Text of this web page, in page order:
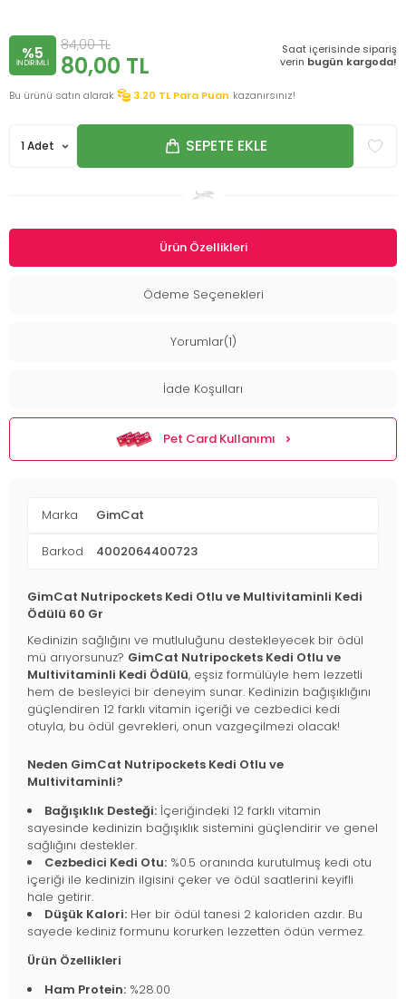
%5
INDIRIMLI
84,00TL
80,00 TL
Saat içerisinde sipariş
verin bugün kargoda!
Bu ürünü satın alarak 3.20 TL Para Puan kazanırsınız!
SEPETE EKLE
Ürün Özellikleri
Ödeme Seçenekleri
Yorumlar(1)
İade Koşulları
Pet Card Kullanımı
Marka GimCat
Barkod 4002064400723
GimCat Nutripockets Kedi Otlu ve Multivitaminli Kedi
Ödülü 60 Gr
Kedinizin sağlığını ve mutluluğunu destekleyecek bir ödül
mü arıyorsunuz? GimCat Nutripockets Kedi Otlu ve
Multivitaminli Kedi Ödülü, eşsiz formülüyle hem lezzetli
hem de besleyici bir deneyim sunar. Kedinizin bağışıklığını
güçlendiren 12 farklı vitamin içeriği ve cezbedici kedi
otuyla, bu ödül gevrekleri, onun vazgeçilmezi olacak!
Neden GimCat Nutripockets Kedi Otlu ve
Multivitaminli?
Bağışıklık Desteği: İçeriğindeki 12 farklı vitamin
sayesinde kedinizin bağışıklık sistemini güçlendirir ve genel
sağlığını destekler.
Cezbedici Kedi Otu: %0.5 oranında kurutulmuş kedi otu
içeriği ile kedinizin ilgisini çeker ve ödül saatlerini keyifli
hale getirir.
Düşük Kalori: Her bir ödül tanesi 2 kaloriden azdır. Bu
sayede kediniz formunu korurken lezzetten ödün vermez.
Ürün Özellikleri
Ham Protein: %28.00